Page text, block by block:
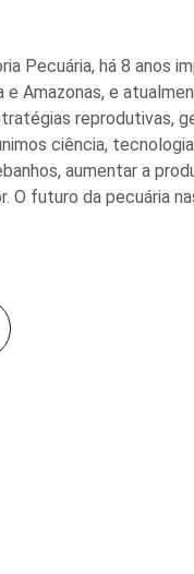
Pecuária, há 8 anos
e Amazonas, e
reprodutivas,
ciência,
aumentar a
O futuro da pecuária